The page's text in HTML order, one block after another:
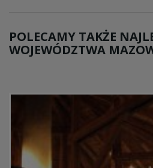
POLECAMY TAKŻE
WOJEWÓDZTWA